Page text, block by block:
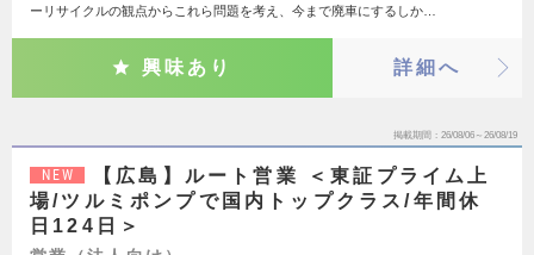
ーリサイクルの観点からこれら問題を考え、今まで廃車にするしか…
興味あり 詳細へ
掲載期間 26/08/06～26/08/19
NEW
【広島】ルート営業 ＜東証プライム上
場/ツルミポンプで国内トップクラス/年間休
日124日＞